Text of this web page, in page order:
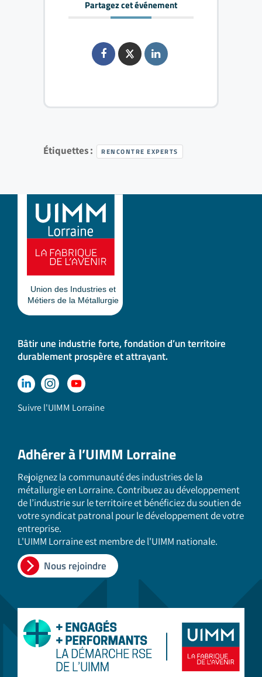
Partagez cet événement
Étiquettes : RENCONTRE EXPERTS
Bâtir une industrie forte, fondation d’un territoire
durablement prospère et attrayant.
Suivre l'UIMM Lorraine
Adhérer à l’UIMM Lorraine
Rejoignez la communauté des industries de la
métallurgie en Lorraine. Contribuez au développement
de l’industrie sur le territoire et bénéficiez du soutien de
votre syndicat patronal pour le développement de votre
entreprise.
L'UIMM Lorraine est membre de l'UIMM nationale.
Nous rejoindre